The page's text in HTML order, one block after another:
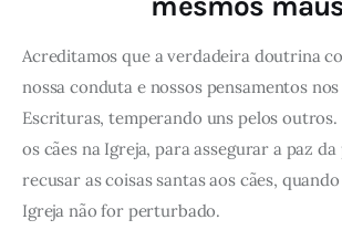
Acreditamos que a verdadeira doutrina
nossa conduta e nossos pensamentos
Escrituras, temperando uns pelos
os cães na Igreja, para assegurar a paz
recusar as coisas santas aos cães,
Igreja não for perturbado.